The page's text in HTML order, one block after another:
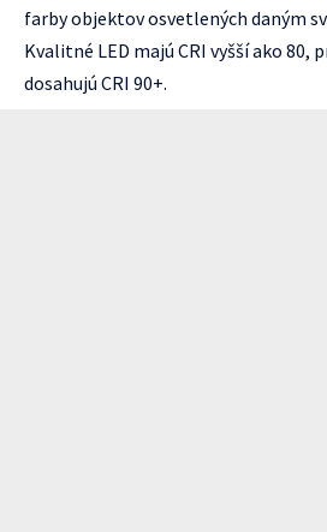
farby objektov osvetlených daným
Kvalitné LED majú CRI vyšší ako 80,
dosahujú CRI 90+.